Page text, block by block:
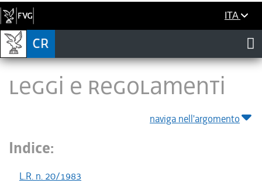
ITA
LEGGI E REGOLAMENTI
naviga nell'argomento
Indice:
L.R. n. 20/1983